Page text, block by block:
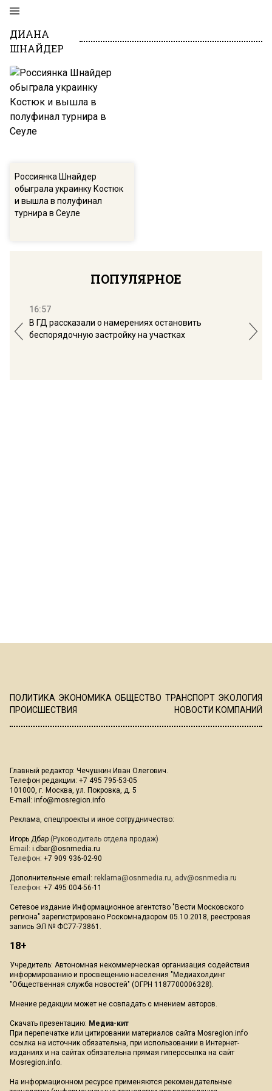
ДИАНА
ШНАЙДЕР
Россиянка Шнайдер
обыграла украинку Костюк
и вышла в полуфинал
турнира в Сеуле
ПОПУЛЯРНОЕ
16:57
В ГД рассказали о намерениях остановить
беспорядочную застройку на участках
ПОЛИТИКА ЭКОНОМИКА ОБЩЕСТВО ТРАНСПОРТ ЭКОЛОГИЯ
ПРОИСШЕСТВИЯ
НОВОСТИ КОМПАНИЙ
Главный редактор: Чечушкин Иван Олегович.
Телефон редакции: +7 495 795-53-05
101000, г. Москва, ул. Покровка, д. 5
E-mail: info@mosregion.info
Реклама, спецпроекты и иное сотрудничество:
Игорь Дбар (Руководитель отдела продаж)
Email: i.dbar@osnmedia.ru
Телефон: +7 909 936-02-90
Дополнительные email: reklama@osnmedia.ru, adv@osnmedia.ru
Телефон: +7 495 004-56-11
Сетевое издание Информационное агентство "Вести Московского
региона" зарегистрировано Роскомнадзором 05.10.2018, реестровая
запись ЭЛ № ФС77-73861.
18+
Учредитель: Автономная некоммерческая организация содействия
информированию и просвещению населения "Медиахолдинг
"Общественная служба новостей" (ОГРН 1187700006328).
Мнение редакции может не совпадать с мнением авторов.
Скачать презентацию: Медиа-кит
При перепечатке или цитировании материалов сайта Mosregion.info
ссылка на источник обязательна, при использовании в Интернет-
изданиях и на сайтах обязательна прямая гиперссылка на сайт
Mosregion.info.
На информационном ресурсе применяются рекомендательные